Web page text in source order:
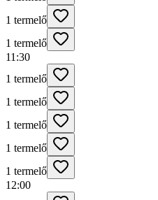
1 termelő
1 termelő
11:30
1 termelő
1 termelő
1 termelő
1 termelő
1 termelő
12:00